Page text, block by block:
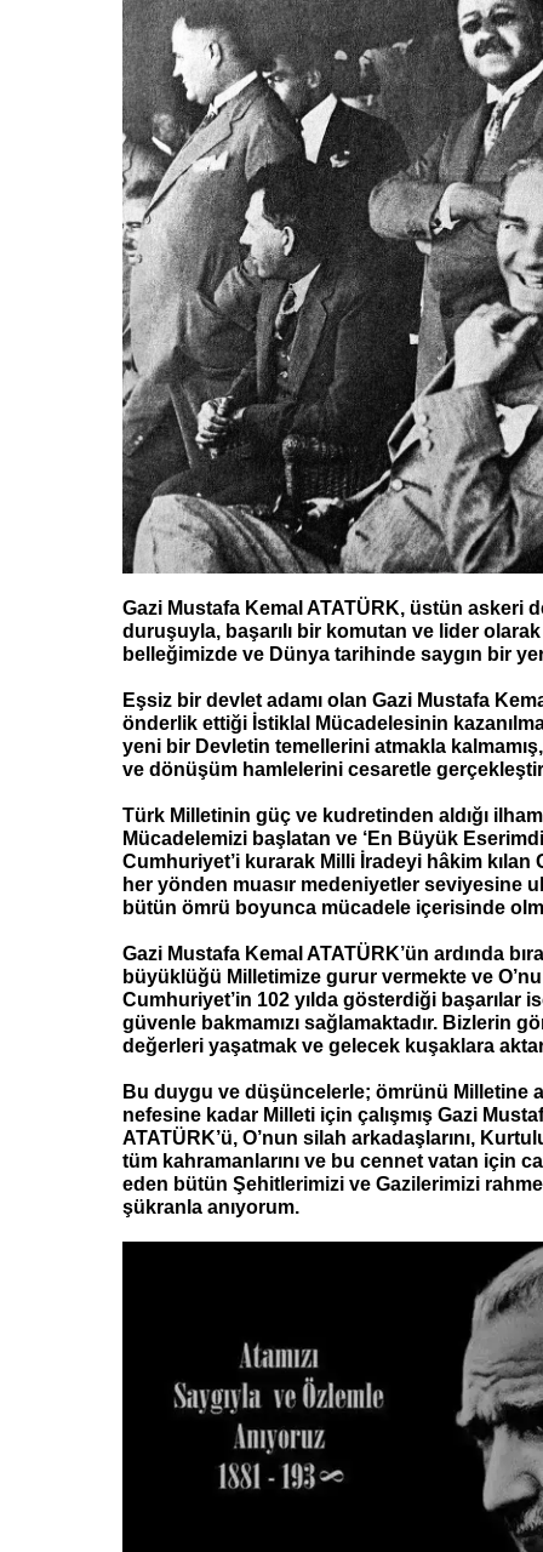
Gazi Mustafa Kemal ATATÜRK, üstün askeri
duruşuyla, başarılı bir komutan ve lider
belleğimizde ve Dünya tarihinde saygın bir
Eşsiz bir devlet adamı olan Gazi Mustafa
önderlik ettiği İstiklal Mücadelesinin
yeni bir Devletin temellerini atmakla
ve dönüşüm hamlelerini cesaretle
Türk Milletinin güç ve kudretinden aldığı
Mücadelemizi başlatan ve ‘En Büyük
Cumhuriyet’i kurarak Milli İradeyi hâkim kılan
her yönden muasır medeniyetler seviyesine
bütün ömrü boyunca mücadele içerisinde
Gazi Mustafa Kemal ATATÜRK’ün ardında
büyüklüğü Milletimize gurur vermekte ve
Cumhuriyet’in 102 yılda gösterdiği başarılar
güvenle bakmamızı sağlamaktadır. Bizlerin
değerleri yaşatmak ve gelecek kuşaklara
Bu duygu ve düşüncelerle; ömrünü Milletine
nefesine kadar Milleti için çalışmış Gazi
ATATÜRK’ü, O’nun silah arkadaşlarını,
tüm kahramanlarını ve bu cennet vatan için
eden bütün Şehitlerimizi ve Gazilerimizi
şükranla anıyorum.